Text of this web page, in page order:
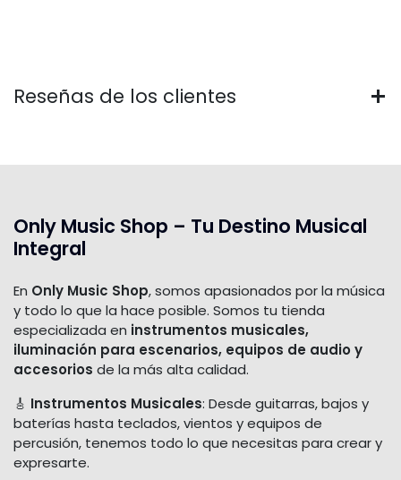
Reseñas de los clientes
Only Music Shop – Tu Destino Musical
Integral
En Only Music Shop, somos apasionados por la música
y todo lo que la hace posible. Somos tu tienda
especializada en instrumentos musicales,
iluminación para escenarios, equipos de audio y
accesorios de la más alta calidad.
🎸 Instrumentos Musicales: Desde guitarras, bajos y
baterías hasta teclados, vientos y equipos de
percusión, tenemos todo lo que necesitas para crear y
expresarte.